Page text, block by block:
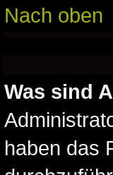
Nach oben
Was sind
haben das